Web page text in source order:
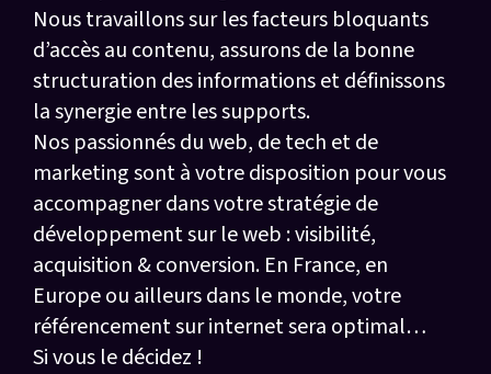
Nous travaillons sur les facteurs bloquants
d’accès au contenu, assurons de la bonne
structuration des informations et définissons
la synergie entre les supports.
Nos passionnés du web, de tech et de
marketing sont à votre disposition pour vous
accompagner dans votre stratégie de
développement sur le web : visibilité,
acquisition & conversion. En France, en
Europe ou ailleurs dans le monde, votre
référencement sur internet sera optimal…
Si vous le décidez !